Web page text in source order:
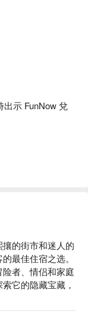
出示 FunNow 兌
的街市和迷人的
最佳住宿之选。
者、情侣和家庭
它的隐藏宝藏，